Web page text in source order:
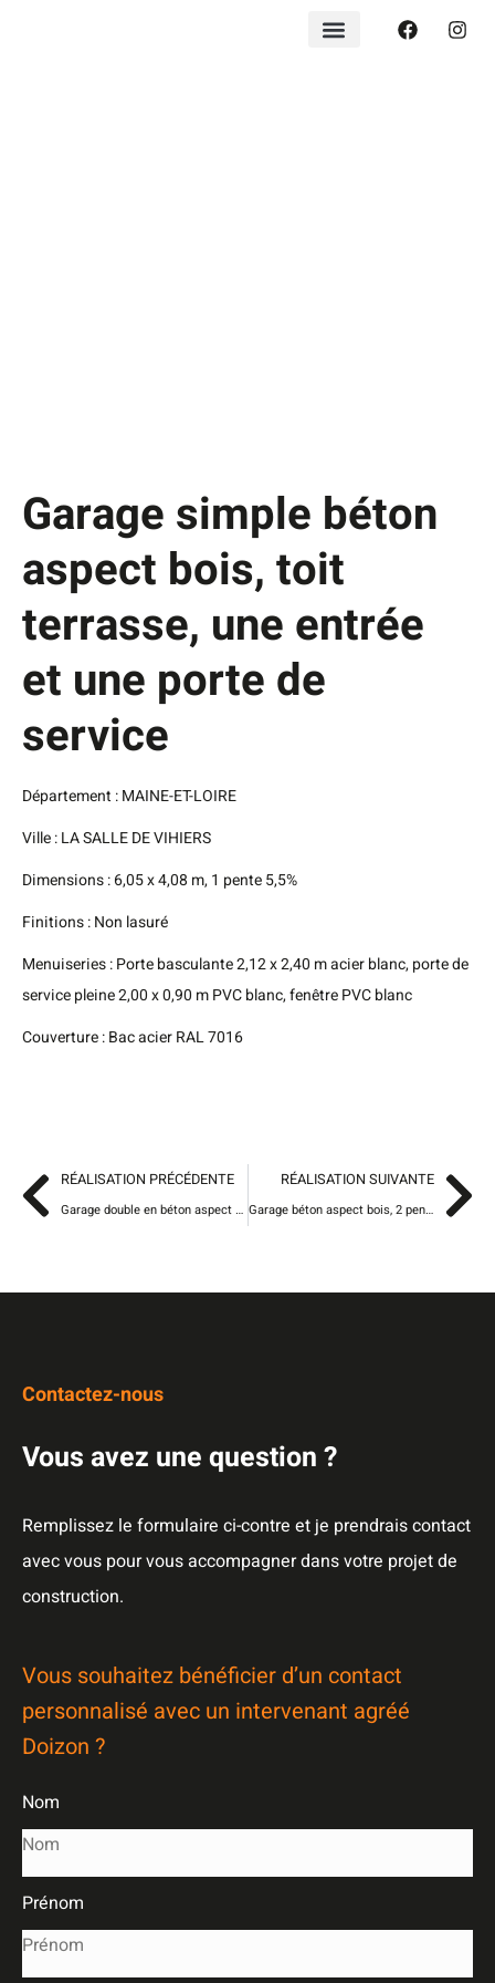
Garage simple béton
aspect bois, toit
terrasse, une entrée
et une porte de
service
Département : MAINE-ET-LOIRE
Ville : LA SALLE DE VIHIERS
Dimensions : 6,05 x 4,08 m, 1 pente 5,5%
Finitions : Non lasuré
Menuiseries : Porte basculante 2,12 x 2,40 m acier blanc, porte de
service pleine 2,00 x 0,90 m PVC blanc, fenêtre PVC blanc
Couverture : Bac acier RAL 7016
RÉALISATION PRÉCÉDENTE
Garage double en béton aspect bois, 2 entrées et une porte de service
RÉALISATION SUIVANTE
Garage béton aspect bois, 2 pentes, une entrée
Contactez-nous
Vous avez une question ?
Remplissez le formulaire ci-contre et je prendrais contact
avec vous pour vous accompagner dans votre projet de
construction.
Vous souhaitez bénéficier d’un contact
personnalisé avec un intervenant agréé
Doizon ?
Nom
Prénom